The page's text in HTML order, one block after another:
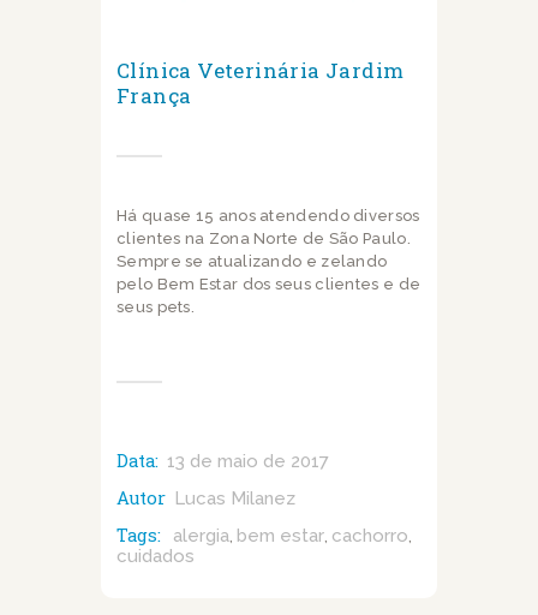
Clínica Veterinária Jardim
França
Há quase 15 anos atendendo diversos
clientes na Zona Norte de São Paulo.
Sempre se atualizando e zelando
pelo Bem Estar dos seus clientes e de
seus pets.
Data: 13 de maio de 2017
Autor Lucas Milanez
Tags: alergia, bem estar, cachorro,
cuidados